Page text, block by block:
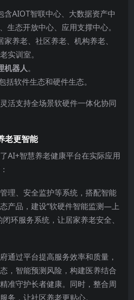
含AIOT智联中心、大数据资产中
生态开放中心、应用支撑中心。
家养老、社区养老、机构养老、
实训室。
机器人。
括软件生态和硬件生态。
活支持全场景软硬件一体化协同
老更智能
AI+智慧养老健康平台在实际应用
理、安全监护等系统，搭配智能
产品，建设“软硬件智能监测—上
环服务系统，让居家养老安全、
通过平台提高服务效率和质量，
，智能预测风险，构建医养结合
准守护长者健康。同时，整合周
务，让社区养老更贴心。